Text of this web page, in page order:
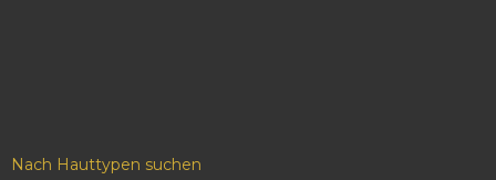
Nach Hauttypen suchen